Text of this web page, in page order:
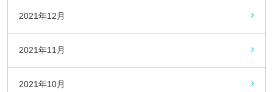
2021年12月
2021年11月
2021年10月